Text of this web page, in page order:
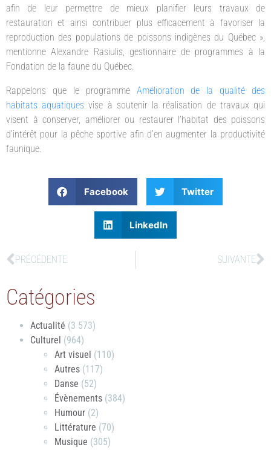
afin de leur permettre de mieux planifier leurs travaux de
restauration et ainsi contribuer plus efficacement à favoriser la
reproduction des populations de poissons indigènes du Québec »,
mentionne Alexandre Rasiulis, gestionnaire de programmes à la
Fondation de la faune du Québec.
Rappelons que le programme Amélioration de la qualité des
habitats aquatiques vise à soutenir la réalisation de travaux qui
visent à conserver, améliorer ou restaurer l’habitat des poissons
d’intérêt pour la pêche sportive afin d’en augmenter la productivité
faunique.
Facebook Twitter
LinkedIn
PRÉCÉDENTE SUIVANTE
Catégories
Actualité (3 573)
Culturel (964)
Art visuel (110)
Autres (117)
Danse (52)
Évènements (384)
Humour (2)
Littérature (70)
Musique (305)